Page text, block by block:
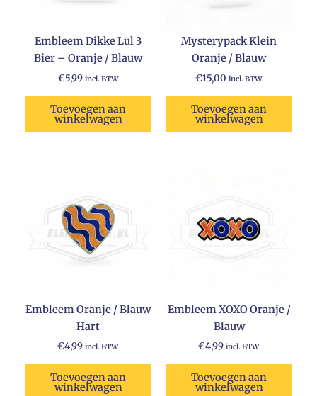
Embleem Dikke Lul 3
Bier – Oranje / Blauw
€5,99 incl. BTW
Toevoegen aan
winkelwagen
Mysterypack Klein
Oranje / Blauw
€15,00 incl. BTW
Toevoegen aan
winkelwagen
Embleem Oranje / Blauw
Hart
€4,99 incl. BTW
Toevoegen aan
winkelwagen
Embleem XOXO Oranje /
Blauw
€4,99 incl. BTW
Toevoegen aan
winkelwagen